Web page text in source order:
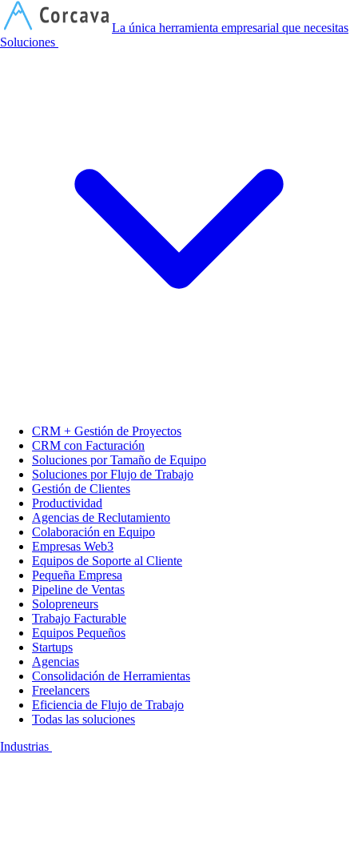
La única herramienta empresarial que necesitas
Soluciones
CRM + Gestión de Proyectos
CRM con Facturación
Soluciones por Tamaño de Equipo
Soluciones por Flujo de Trabajo
Gestión de Clientes
Productividad
Agencias de Reclutamiento
Colaboración en Equipo
Empresas Web3
Equipos de Soporte al Cliente
Pequeña Empresa
Pipeline de Ventas
Solopreneurs
Trabajo Facturable
Equipos Pequeños
Startups
Agencias
Consolidación de Herramientas
Freelancers
Eficiencia de Flujo de Trabajo
Todas las soluciones
Industrias